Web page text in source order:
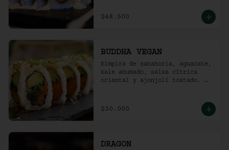
$48.500
BUDDHA VEGAN
Kimpira de zanahoria, aguacate,
kale ahumado, salsa cítrica
oriental y ajonjolí tostado.
$30.000
DRAGON